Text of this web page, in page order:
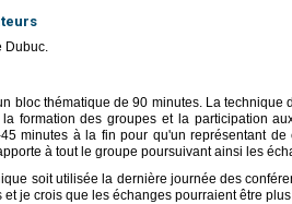
Dubuc.
bloc thématique de 90 minutes. La technique
formation des groupes et la participation
minutes à la fin pour qu'un représentant
à tout le groupe poursuivant ainsi les
soit utilisée la dernière journée des
et je crois que les échanges pourraient être